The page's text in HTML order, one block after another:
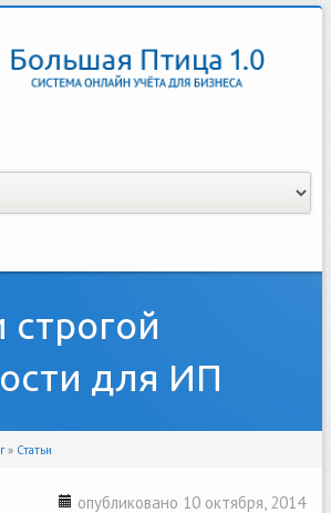
строгой
для ИП
» Статьи
опубликовано 10 октября, 2014